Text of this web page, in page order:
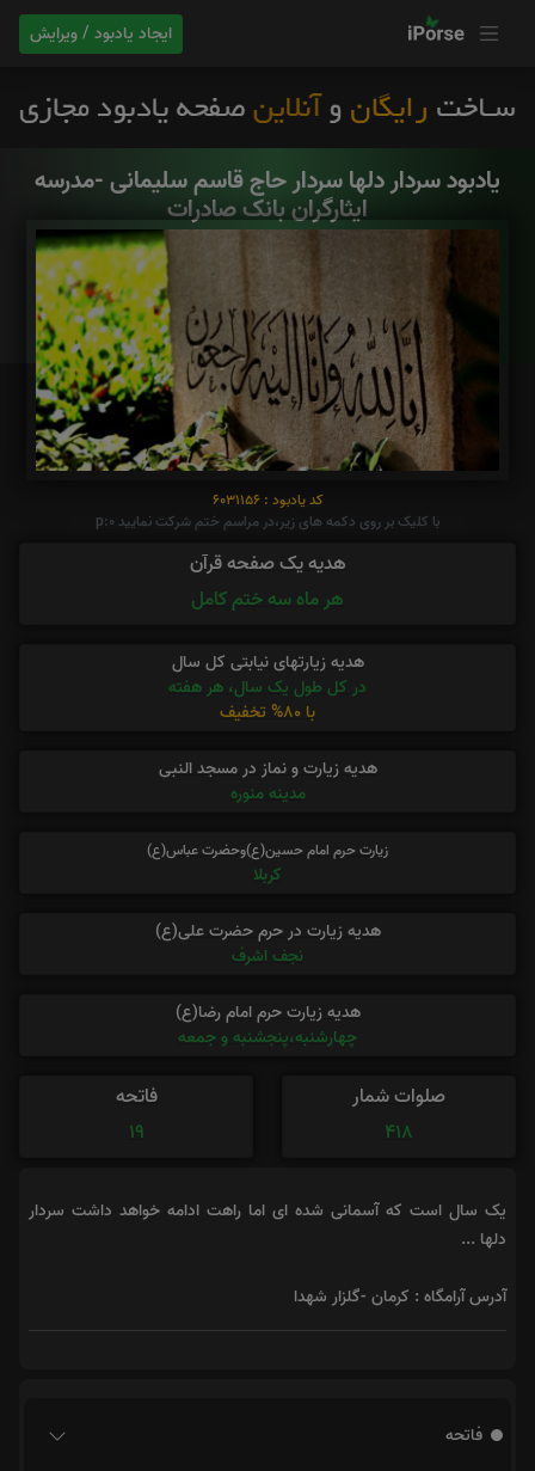
ایجاد یادبود / ویرایش
یادبود سردار دلها سردار حاج قاسم سلیمانی -مدرسه
ایثارگران بانک صادرات
کد یادبود : 6031156
با کلیک بر روی دکمه های زیر،در مراسم ختم شرکت نمایید p:0
هدیه یک صفحه قرآن
هر ماه سه ختم کامل
هدیه زیارتهای نیابتی کل سال
در کل طول یک سال، هر هفته
با 80% تخفیف
هدیه زیارت و نماز در مسجد النبی
مدینه منوره
زیارت حرم امام حسین(ع)وحضرت عباس(ع)
کربلا
هدیه زیارت در حرم حضرت علی(ع)
نجف اشرف
هدیه زیارت حرم امام رضا(ع)
چهارشنبه،پنجشنبه و جمعه
صلوات شمار
418
فاتحه
19
یک سال است که آسمانی شده ای اما راهت ادامه خواهد داشت سردار
دلها ...
آدرس آرامگاه : کرمان -گلزار شهدا
فاتحه